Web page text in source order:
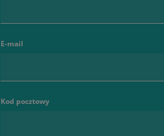
E-mail
Kod pocztowy